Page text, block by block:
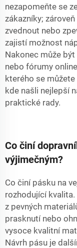
nezapomeňte se
zákazníky;
zvednout nebo
zajistí možnost
Nakonec může
nebo fórumy
kterého se
kde našli nejlepší
praktické rady.
Co činí
výjimečným?
Co činí pásku na
rozhodující
z pevných
prasknutí nebo
vysoce kvalitní
Návrh pásu je